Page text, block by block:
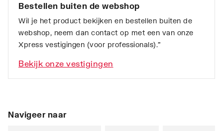
Bestellen buiten de webshop
Wil je het product bekijken en bestellen buiten de
webshop, neem dan contact op met een van onze
Xpress vestigingen (voor professionals).”
Bekijk onze vestigingen
Navigeer naar